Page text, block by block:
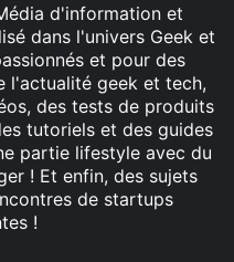
d'information et
dans l'univers Geek et
et pour des
l'actualité geek et tech,
des tests de produits
tutoriels et des guides
partie lifestyle avec du
! Et enfin, des sujets
de startups
!